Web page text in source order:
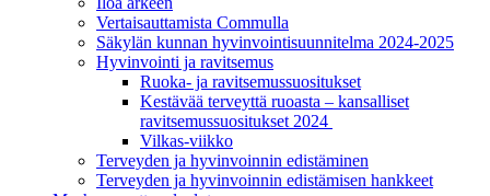
Vertaisauttamista Commulla
Säkylän kunnan hyvinvointisuunnitelma 2024-2025
Hyvinvointi ja ravitsemus
Ruoka- ja ravitsemussuositukset
Kestävää terveyttä ruoasta – kansalliset
ravitsemussuositukset 2024
Vilkas-viikko
Terveyden ja hyvinvoinnin edistäminen
Terveyden ja hyvinvoinnin edistämisen hankkeet